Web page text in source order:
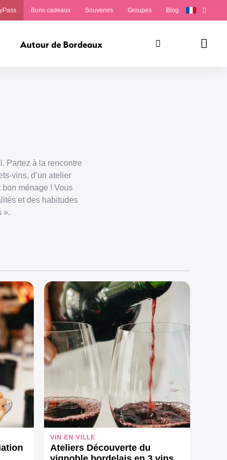
Bons cadeaux Souvenirs Groupes Blog
RechercherPanier
Autour de Bordeaux
Partez à la rencontre
vins, d’un atelier
ménage ! Vous
et des habitudes
».
VIN EN VILLE
Ateliers Découverte du